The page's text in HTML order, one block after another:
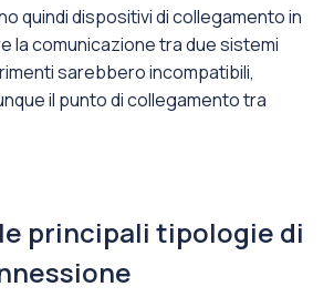
quindi dispositivi di collegamento in
la comunicazione tra due sistemi
sarebbero incompatibili,
il punto di collegamento tra
principali tipologie di